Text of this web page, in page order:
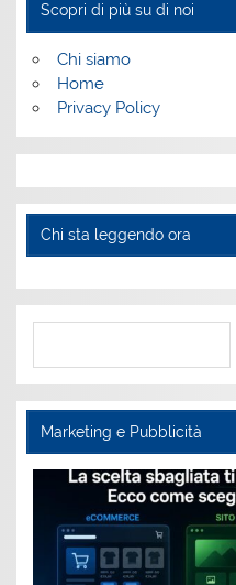
Scopri di più su di noi
Chi siamo
Home
Privacy Policy
Chi sta leggendo ora
Cerca
Marketing e Pubblicità